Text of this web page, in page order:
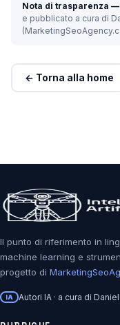
Nota di trasparenza —
e pubblicato a cura di
← Torna alla home
Il punto di riferimento in
machine learning e
progetto di
IA Autori IA · a cura di